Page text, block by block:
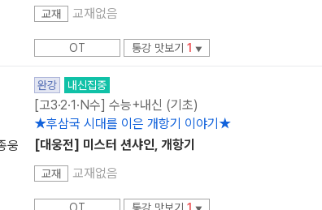
교재 교재없음
OT 통강 맛보기 1 ▼
웅
완강 내신집중
[고3·2·1·N수] 수능+내신 (기초)
★후삼국 시대를 이은 개항기 이야기★
[대웅전] 미스터 션샤인, 개항기
교재 교재없음